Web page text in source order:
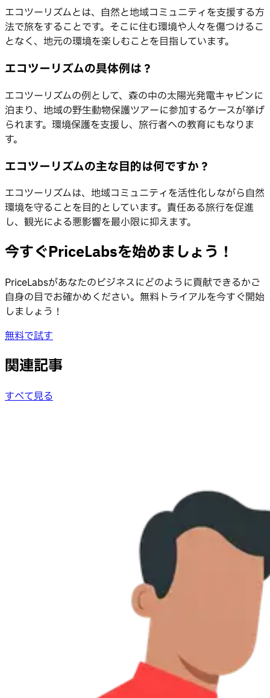
エコツーリズムとは、自然と地域コミュニティを支援する方
法で旅をすることです。そこに住む環境や人々を傷つけるこ
となく、地元の環境を楽しむことを目指しています。
エコツーリズムの具体例は？
エコツーリズムの例として、森の中の太陽光発電キャビンに
泊まり、地域の野生動物保護ツアーに参加するケースが挙げ
られます。環境保護を支援し、旅行者への教育にもなりま
す。
エコツーリズムの主な目的は何ですか？
エコツーリズムは、地域コミュニティを活性化しながら自然
環境を守ることを目的としています。責任ある旅行を促進
し、観光による悪影響を最小限に抑えます。
今すぐPriceLabsを始めましょう！
PriceLabsがあなたのビジネスにどのように貢献できるかご
自身の目でお確かめください。無料トライアルを今すぐ開始
しましょう！
無料で試す
関連記事
すべて見る